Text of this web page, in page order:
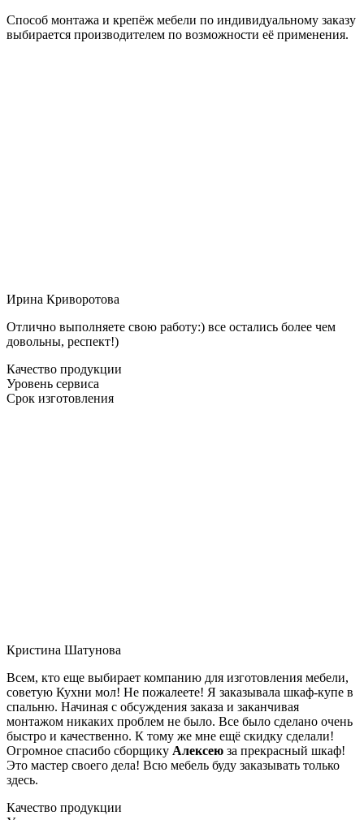
Способ монтажа и крепёж мебели по индивидуальному заказу
выбирается производителем по возможности её применения.
Ирина Криворотова
Отлично выполняете свою работу:) все остались более чем
довольны, респект!)
Качество продукции
Уровень сервиса
Срок изготовления
Кристина Шатунова
Всем, кто еще выбирает компанию для изготовления мебели,
советую Кухни мол! Не пожалеете! Я заказывала шкаф-купе в
спальню. Начиная с обсуждения заказа и заканчивая
монтажом никаких проблем не было. Все было сделано очень
быстро и качественно. К тому же мне ещё скидку сделали!
Огромное спасибо сборщику Алексею за прекрасный шкаф!
Это мастер своего дела! Всю мебель буду заказывать только
здесь.
Качество продукции